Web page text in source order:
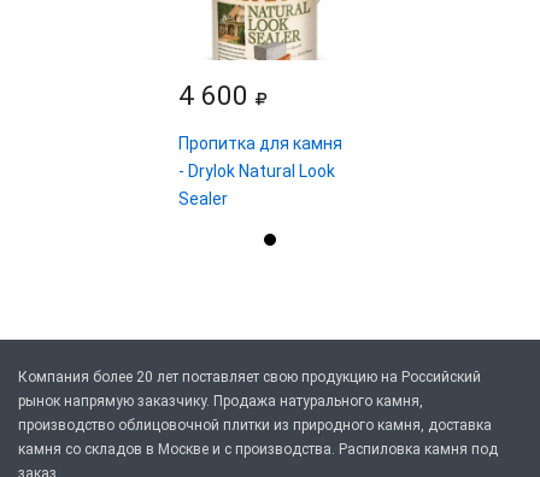
4 600
Пропитка для камня
- Drylok Natural Look
Sealer
Компания более 20 лет поставляет свою продукцию на Российский
рынок напрямую заказчику. Продажа натурального камня,
производство облицовочной плитки из природного камня, доставка
камня со складов в Москве и с производства. Распиловка камня под
заказ.